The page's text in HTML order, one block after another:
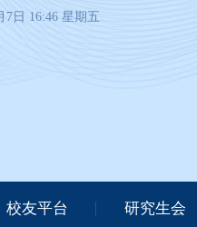
7日 16:46 星期五
校友平台 研究生会